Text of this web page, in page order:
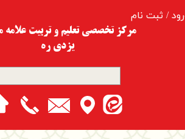
/ ثبت نام
حساب کاربری من
خروج از حساب کاربری
مرکز تخصصی تعلیم و تربیت​​​​​​​ علامه
یزدی ره